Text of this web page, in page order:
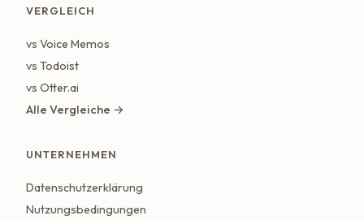
VERGLEICH
vs Voice Memos
vs Todoist
vs Otter.ai
Alle Vergleiche →
UNTERNEHMEN
Datenschutzerklärung
Nutzungsbedingungen